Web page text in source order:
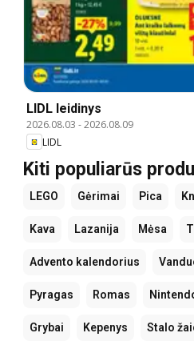
LIDL leidinys
2026.08.03 -2026.08.09
LIDL
Kiti populiarūs
LEGO Gėrimai Pica
Kava Lazanija Mėsa
Advento kalendorius
Pyragas Romas
Grybai Kepenys Stalo